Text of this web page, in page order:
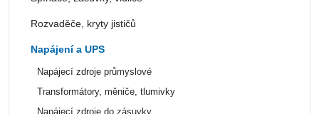
Rozvaděče, kryty jističů
Napájení a UPS
Napájecí zdroje průmyslové
Transformátory, měniče, tlumivky
Napájecí zdroje do zásuvky